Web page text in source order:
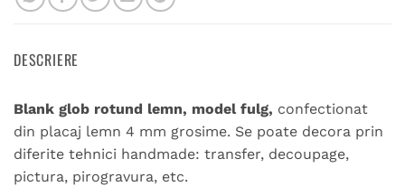
DESCRIERE
Blank glob rotund lemn, model fulg, confectionat
din placaj lemn 4 mm grosime. Se poate decora prin
diferite tehnici handmade: transfer, decoupage,
pictura, pirogravura, etc.